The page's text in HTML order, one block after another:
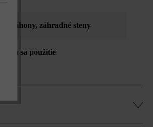
záhony, záhradné steny
sa použitie